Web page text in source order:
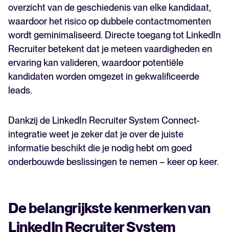
overzicht van de geschiedenis van elke kandidaat,
waardoor het risico op dubbele contactmomenten
wordt geminimaliseerd. Directe toegang tot LinkedIn
Recruiter betekent dat je meteen vaardigheden en
ervaring kan valideren, waardoor potentiële
kandidaten worden omgezet in gekwalificeerde
leads.
Dankzij de LinkedIn Recruiter System Connect-
integratie weet je zeker dat je over de juiste
informatie beschikt die je nodig hebt om goed
onderbouwde beslissingen te nemen – keer op keer.
De belangrijkste kenmerken van
LinkedIn Recruiter System